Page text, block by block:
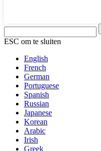
ESC om te sluiten
English
French
German
Portuguese
Spanish
Russian
Japanese
Korean
Arabic
Irish
Greek